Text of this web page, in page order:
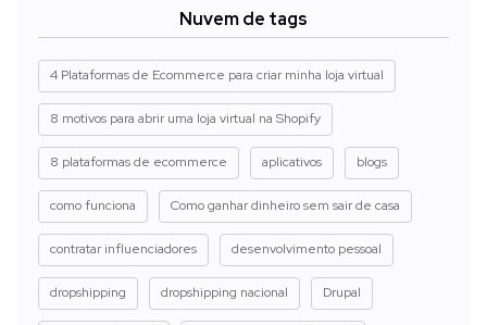
Nuvem de tags
4 Plataformas de Ecommerce para criar minha loja virtual
8 motivos para abrir uma loja virtual na Shopify
8 plataformas de ecommerce aplicativos blogs
como funciona Como ganhar dinheiro sem sair de casa
contratar influenciadores desenvolvimento pessoal
dropshipping dropshipping nacional Drupal